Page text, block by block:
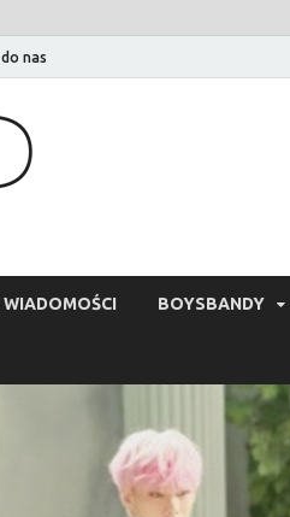
nas
BOYSBANDY